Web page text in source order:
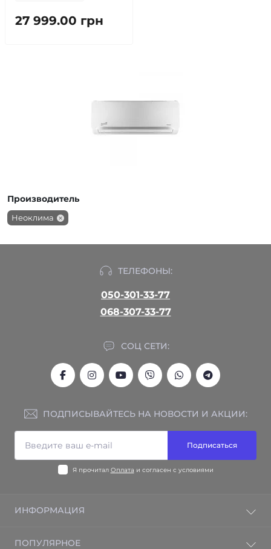
27 999.00 грн
Производитель
Неоклима
ТЕЛЕФОНЫ:
050-301-33-77
068-307-33-77
СОЦ СЕТИ:
ПОДПИСЫВАЙТЕСЬ НА НОВОСТИ И АКЦИИ:
Подписаться
Я прочитал Оплата и согласен с условиями
ИНФОРМАЦИЯ
ПОПУЛЯРНОЕ